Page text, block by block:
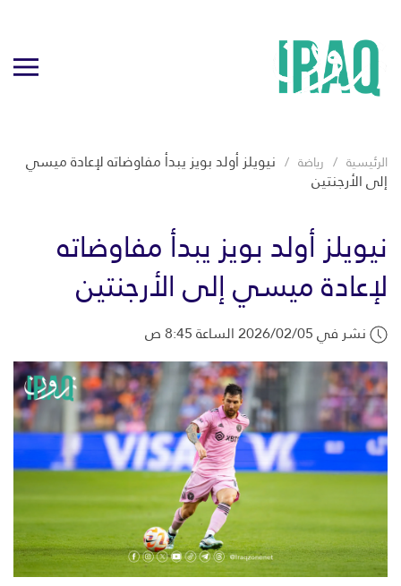
الرئيسية رياضة نيويلز أولد بويز يبدأ مفاوضاته لإعادة ميسي
إلى الأرجنتين
نيويلز أولد بويز يبدأ مفاوضاته
لإعادة ميسي إلى الأرجنتين
نشر في 2026/02/05 الساعة 8:45 ص